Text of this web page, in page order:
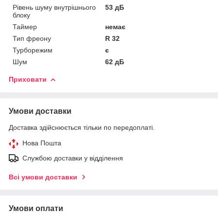
Рівень шуму внутрішнього
блоку
53 дБ
Таймер
немає
Тип фреону
R 32
Турборежим
є
Шум
62 дБ
Приховати
Умови доставки
Доставка здійснюється тільки по передоплаті.
Нова Пошта
Службою доставки у відділення
Всі умови доставки
Умови оплати